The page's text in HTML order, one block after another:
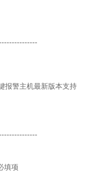
报警主机最新版本支持
填项